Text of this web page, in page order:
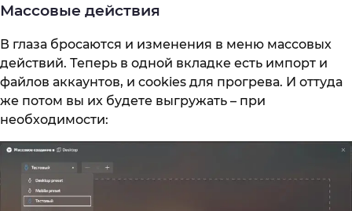
Массовые действия
В глаза бросаются и изменения в меню массовых
действий. Теперь в одной вкладке есть импорт и
файлов аккаунтов, и cookies для прогрева. И оттуда
же потом вы их будете выгружать – при
необходимости: